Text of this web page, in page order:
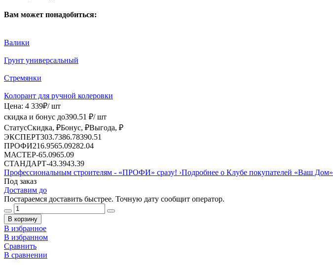
Вам может понадобиться:
Валики
Грунт универсальный
Стремянки
Колорант для ручной колеровки
Цена: 4 339₽/ шт
скидка и бонус до390.51 ₽/ шт
СтатусСкидка, ₽Бонус, ₽Выгода, ₽
ЭКСПЕРТ303.7386.78390.51
ПРОФИ216.9565.09282.04
МАСТЕР-65.0965.09
СТАНДАРТ-43.3943.39
Профессиональным строителям - «ПРОФИ» сразу! ›Подробнее о Клубе покупателей «Ваш Дом»
Под заказ
Доставим до
Постараемся доставить быстрее. Точную дату сообщит оператор.
В корзину
В избранное
В избранном
Сравнить
В сравнении